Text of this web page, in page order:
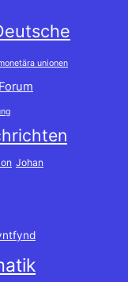
unionen
Forum
Johan